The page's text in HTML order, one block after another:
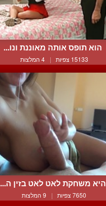
הוא תופס אותה מאוננת ונו...
15133 צפיות | 4 המלצות
היא משחקת לאט לאט בזין ה...
7650 צפיות | 9 המלצות